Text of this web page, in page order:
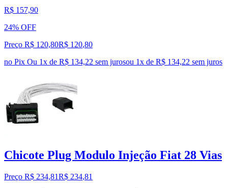
R$ 157,90
24% OFF
Preço R$ 120,80R$ 120,80
no Pix Ou 1x de R$ 134,22 sem jurosou 1x de R$ 134,22 sem juros
Chicote Plug Modulo Injeção Fiat 28 Vias
Preço R$ 234,81R$ 234,81